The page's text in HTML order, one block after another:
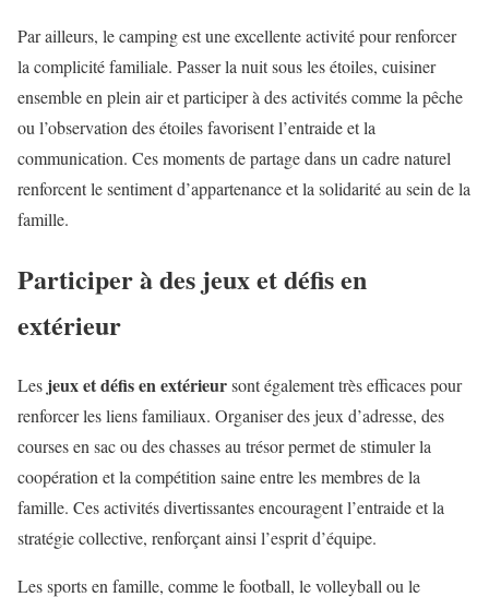
Par ailleurs, le camping est une excellente activité pour renforcer
la complicité familiale. Passer la nuit sous les étoiles, cuisiner
ensemble en plein air et participer à des activités comme la pêche
ou l’observation des étoiles favorisent l’entraide et la
communication. Ces moments de partage dans un cadre naturel
renforcent le sentiment d’appartenance et la solidarité au sein de la
famille.
Participer à des jeux et défis en
extérieur
Les jeux et défis en extérieursont également très efficaces pour
renforcer les liens familiaux. Organiser des jeux d’adresse, des
courses en sac ou des chasses au trésor permet de stimuler la
coopération et la compétition saine entre les membres de la
famille. Ces activités divertissantes encouragent l’entraide et la
stratégie collective, renforçant ainsi l’esprit d’équipe.
Les sports en famille, comme le football, le volleyball ou le